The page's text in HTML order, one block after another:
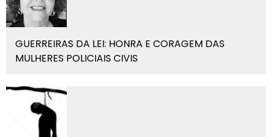
GUERREIRAS DA LEI: HONRA E CORAGEM DAS
MULHERES POLICIAIS CIVIS